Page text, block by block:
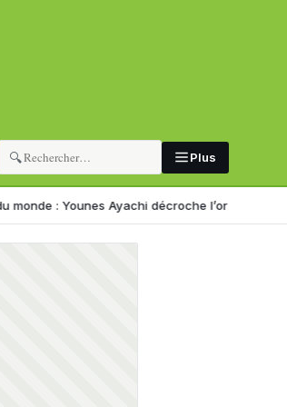
🔍 Plus
Ayachi décroche l’or à Eugene Corruption